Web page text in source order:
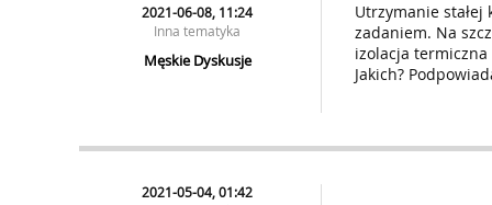
2021-06-08, 11:24
Inna tematyka
Męskie Dyskusje
Utrzymanie
zadaniem. Na
izolacja
Jakich?
2021-05-04, 01:42